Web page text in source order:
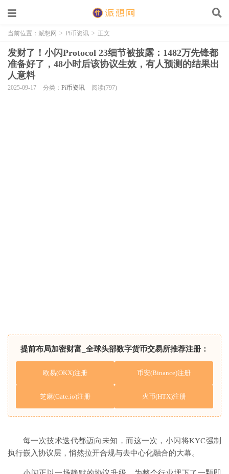
当前位置： 派想网 > Pi币资讯 > 正文
发财了！小闪Protocol 23细节被披露：1482万先锋都
准备好了，48小时后该协议生效，有人预测的结果出
人意料
2025-09-17 分类： Pi币资讯 阅读(797)
提前布局加密财富_全球头部数字货币交易所推荐注册：
欧易(OKX)注册 币安(Binance)注册
芝麻(Gate.io)注册 火币(HTX)注册
每一次技术迭代都迈向未知，而这一次，小闪将KYC强制
执行嵌入协议层，悄然拉开合规与去中心化融合的大幕。